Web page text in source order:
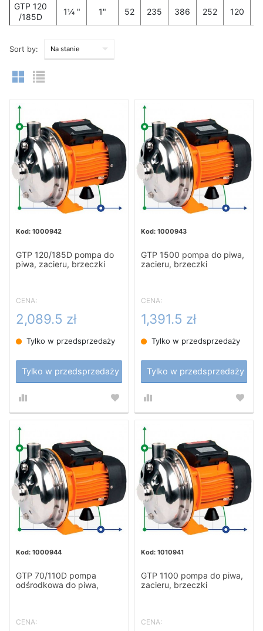
GTP 120
/185D
1¼ " 1" 52 235 386 252 120
Sort by:
1000942
GTP 120/185D pompa do
piwa, zacieru, brzeczki
CENA:
2,089.5 zł
Tylko w przedsprzedaży
Tylko w przedsprzedaży
1000943
GTP 1500 pompa do piwa,
zacieru, brzeczki
CENA:
1,391.5 zł
Tylko w przedsprzedaży
Tylko w przedsprzedaży
1000944
GTP 70/110D pompa
odśrodkowa do piwa,
CENA:
1010941
GTP 1100 pompa do piwa,
zacieru, brzeczki
CENA: